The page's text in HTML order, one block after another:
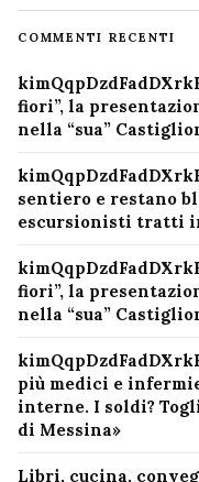
COMMENTI RECENTI
fiori”, la
nella “sua”
sentiero e restano
escursionisti tratti
fiori”, la
nella “sua”
più medici e
interne. I soldi?
di Messina»
Libri, cucina,